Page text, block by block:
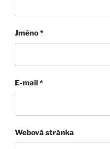
Jméno*
E-mail*
Webová stránka